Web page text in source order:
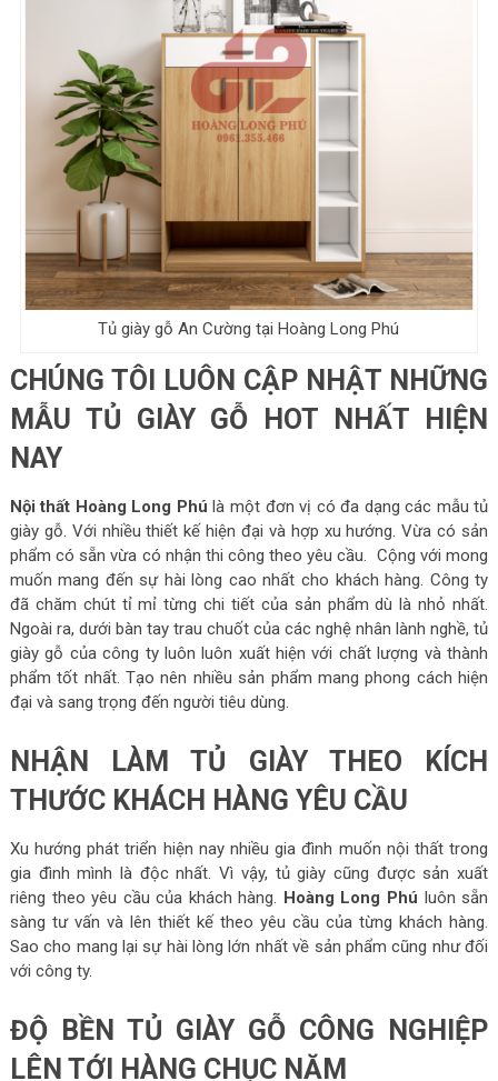
Tủ giày gỗ An Cường tại Hoàng Long Phú
CHÚNG TÔI LUÔN CẬP NHẬT NHỮNG
MẪU TỦ GIÀY GỖ HOT NHẤT HIỆN
NAY
Nội thất Hoàng Long Phú là một đơn vị có đa dạng các mẫu tủ
giày gỗ. Với nhiều thiết kế hiện đại và hợp xu hướng. Vừa có sản
phẩm có sẵn vừa có nhận thi công theo yêu cầu. Cộng với mong
muốn mang đến sự hài lòng cao nhất cho khách hàng. Công ty
đã chăm chút tỉ mỉ từng chi tiết của sản phẩm dù là nhỏ nhất.
Ngoài ra, dưới bàn tay trau chuốt của các nghệ nhân lành nghề, tủ
giày gỗ của công ty luôn luôn xuất hiện với chất lượng và thành
phẩm tốt nhất. Tạo nên nhiều sản phẩm mang phong cách hiện
đại và sang trọng đến người tiêu dùng.
NHẬN LÀM TỦ GIÀY THEO KÍCH
THƯỚC KHÁCH HÀNG YÊU CẦU
Xu hướng phát triển hiện nay nhiều gia đình muốn nội thất trong
gia đình mình là độc nhất. Vì vậy, tủ giày cũng được sản xuất
riêng theo yêu cầu của khách hàng. Hoàng Long Phú luôn sẵn
sàng tư vấn và lên thiết kế theo yêu cầu của từng khách hàng.
Sao cho mang lại sự hài lòng lớn nhất về sản phẩm cũng như đối
với công ty.
ĐỘ BỀN TỦ GIÀY GỖ CÔNG NGHIỆP
LÊN TỚI HÀNG CHỤC NĂM